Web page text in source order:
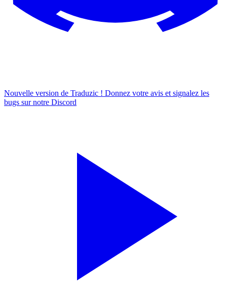
Nouvelle version de Traduzic ! Donnez votre avis et signalez les
bugs sur notre Discord